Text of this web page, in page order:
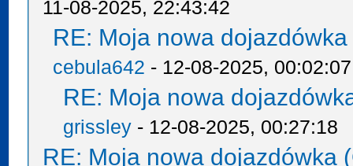
11-08-2025, 22:43:42
RE: Moja nowa
cebula642 - 12-08-2025, 00:02:07
RE: Moja nowa
grissley - 12-08-2025, 00:27:18
RE: Moja nowa dojazdówka